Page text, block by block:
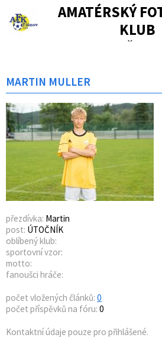
AMATÉRSKÝ
KLUB
TIŠNOV
MARTIN MULLER
přezdívka: Martin
post: ÚTOČNÍK
oblíbený klub:
sportovní vzor:
motto:
fanoušci hráče:
počet vložených článků: 0
počet příspěvků na fóru: 0
Kontaktní údaje pouze pro přihlášené.